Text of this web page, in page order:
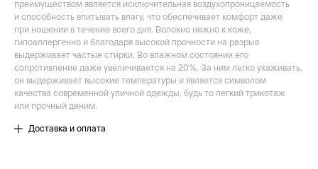
преимуществом является исключительная воздухопроницаемость
и способность впитывать влагу, что обеспечивает комфорт даже
при ношении в течение всего дня. Волокно нежно к коже,
гипоаллергенно и благодаря высокой прочности на разрыв
выдерживает частые стирки. Во влажном состоянии его
сопротивление даже увеличивается на 20%. За ним легко ухаживать,
он выдерживает высокие температуры и является символом
качества современной уличной одежды, будь то легкий трикотаж
или прочный деним.
Доставка и оплата